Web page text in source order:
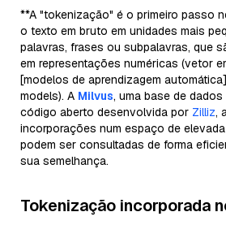
**A "tokenização" é o primeiro passo
o texto em bruto em unidades mais
palavras, frases ou subpalavras, que
em representações numéricas (vetor
[modelos de aprendizagem
models). A Milvus, uma base de
código aberto desenvolvida por Zilliz,
incorporações num espaço de
podem ser consultadas de forma
sua semelhança.
Tokenização incorporada